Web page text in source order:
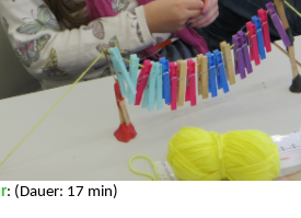
: (Dauer: 17 min)